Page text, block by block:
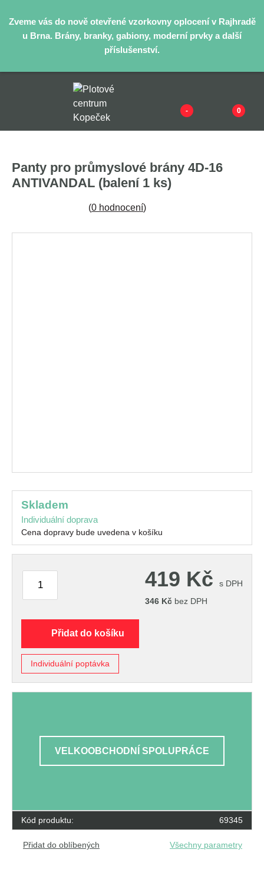
Zveme vás do nově otevřené vzorkovny oplocení v Rajhradě
u Brna. Brány, branky, gabiony, moderní prvky a další
příslušenství.
- 0
Panty pro průmyslové brány 4D-16
ANTIVANDAL (balení 1 ks)
(0 hodnocení)
Kód produktu: 69345
Přidat do oblíbených Všechny parametry
skladem
Individuální doprava
Cena dopravy bude uvedena v košíku
419 Kč
s DPH
346 Kč bez DPH
Přidat do košíku
Individuální poptávka
VELKOOBCHODNÍ SPOLUPRÁCE